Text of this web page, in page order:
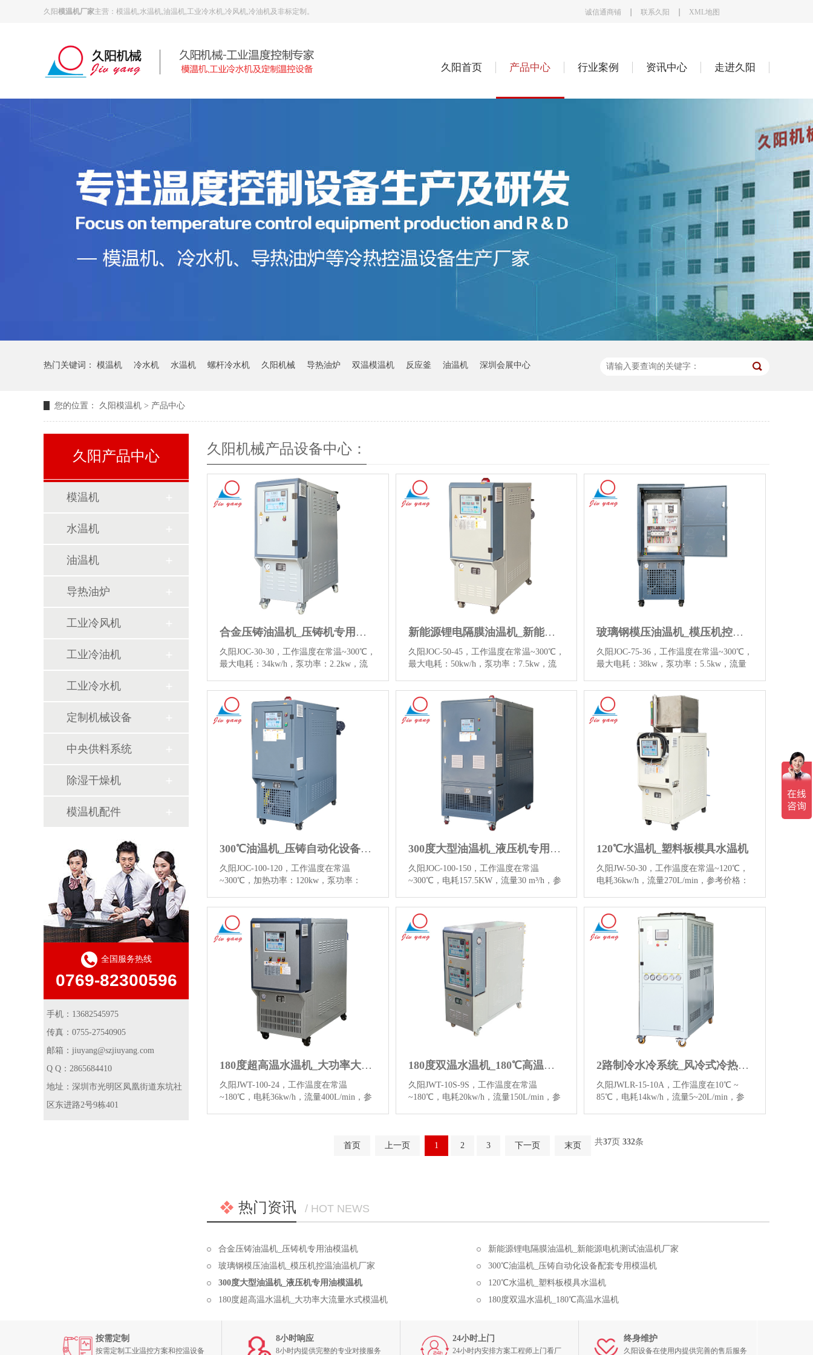
久阳模温机厂家主营：模温机,水温机,油温机,工业冷水机,冷风机,冷油机及非标定制。 诚信通商铺 联系久阳 XML地图
久阳首页 产品中心 行业案例 资讯中心 走进久阳
热门关键词： 模温机 冷水机 水温机 螺杆冷水机 久阳机械 导热油炉 双温模温机 反应釜 油温机 深圳会展中心
您的位置： 久阳模温机 > 产品中心
久阳产品中心
模温机
水温机
油温机
导热油炉
工业冷风机
工业冷油机
工业冷水机
定制机械设备
中央供料系统
除湿干燥机
模温机配件
全国服务热线
0769-82300596
手机：13682545975
传真：0755-27540905
邮箱：jiuyang@szjiuyang.com
Q Q：2865684410
地址：深圳市光明区凤凰街道东坑社
区东进路2号9栋401
久阳机械产品设备中心：
合金压铸油温机_压铸机专用油模温机
久阳JOC-30-30，工作温度在常温~300℃，
最大电耗：34kw/h，泵功率：2.2kw，流
铝合金压铸、镁合金压铸、锌合金压铸行
业控温，点击查看300℃合金压铸油温机图
片和更多详情信息。… 【详情】
新能源锂电隔膜油温机_新能源电机测试油温机厂家
久阳JOC-50-45，工作温度在常温~300℃，
最大电耗：50kw/h，泵功率：7.5kw，流
新能源锂电隔膜控温、新能源电机测试控
温、复合材料成型、流延辊筒、XPS发泡
等行业，点击查看300℃新能源锂电隔膜油
温机图片和更多详情信息。…
玻璃钢模压油温机_模压机控温油温机厂家
久阳JOC-75-36，工作温度在常温~300℃，
最大电耗：38kw，泵功率：5.5kw，流量
璃钢热压机成型控温、加热平板控温、橡
胶硫化机控温等，点击查看300℃玻璃钢模
压油温机图片和更多详情信息。…
情】
300℃油温机_压铸自动化设备配套专用模温机
久阳JOC-100-120，工作温度在常温
~300℃，加热功率：120kw，泵功率：
元，用于合金压铸控温、自动化设备配套
控温、电子产品生产线控温，点击查看
300℃压铸自动化设备配套专用模温机图片
和更多详情信息。… 【详情】
300度大型油温机_液压机专用油模温机
久阳JOC-100-150，工作温度在常温
~300℃，电耗157.5KW，流量30 m³/h，参
压机及相关印制电路板设备控温，点击查
看300度大型油温机图片和更多详情信
息。…
【详情】
120℃水温机_塑料板模具水温机
久阳JW-50-30，工作温度在常温~120℃，
电耗36kw/h，流量270L/min，参考价格：
挤出机控温，点击查看120度塑料板模具
水温机图片和更多详情信息。…
180度超高温水温机_大功率大流量水式模温机
久阳JWT-100-24，工作温度在常温
~180℃，电耗36kw/h，流量400L/min，参
率超高温水温机图片和更多详情信息。…
180度双温水温机_180℃高温水温机
久阳JWT-10S-9S，工作温度在常温
~180℃，电耗20kw/h，流量150L/min，参
180度双温水温机图片和更多详情信息。
…
【详情】
2路制冷水冷系统_风冷式冷热水控制器
久阳JWLR-15-10A，工作温度在10℃ ~
85℃，电耗14kw/h，流量5~20L/min，参
息。…【详情】
首页 上一页 1 2 3 下一页 末页 共37页 332条
热门资讯 / HOT NEWS
合金压铸油温机_压铸机专用油模温机
新能源锂电隔膜油温机_新能源电机测试油温机厂家
玻璃钢模压油温机_模压机控温油温机厂家
300℃油温机_压铸自动化设备配套专用模温机
300度大型油温机_液压机专用油模温机
120℃水温机_塑料板模具水温机
180度超高温水温机_大功率大流量水式模温机
180度双温水温机_180℃高温水温机
按需定制
按需定制工业温控方案和控温设备
8小时响应
8小时内提供完整的专业对接服务
24小时上门
24小时内安排方案工程师上门看厂
终身维护
久阳设备在使用内提供完善的售后服务